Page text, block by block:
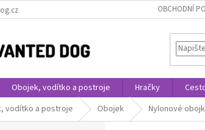
OBCHODNÍ
Obojek, vodítko a postroje Hračky
vodítko a postroje Obojek Nylonové